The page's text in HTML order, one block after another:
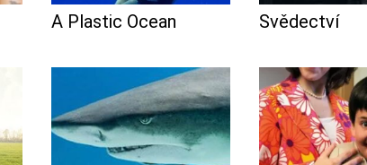
A Plastic Ocean Svědectví